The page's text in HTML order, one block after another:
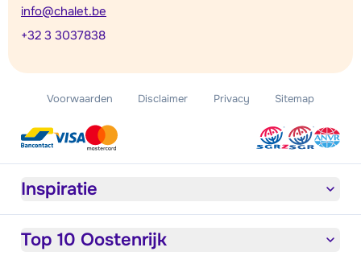
info@chalet.be
+32 3 3037838
Voorwaarden Disclaimer Privacy Sitemap
Inspiratie
Top 10 Oostenrijk